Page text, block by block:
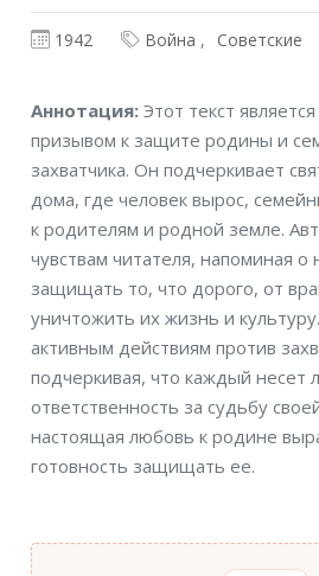
1942 Война Советские
Аннотация
Аннотация:Этот текст
призывом к защите родины и
захватчика. Он подчеркивает
дома, где человек вырос,
к родителям и родной земле.
чувствам читателя, напоминая
защищать то, что дорого, от
уничтожить их жизнь и
активным действиям против
подчеркивая, что каждый несет
ответственность за судьбу
настоящая любовь к родине
готовность защищать ее.